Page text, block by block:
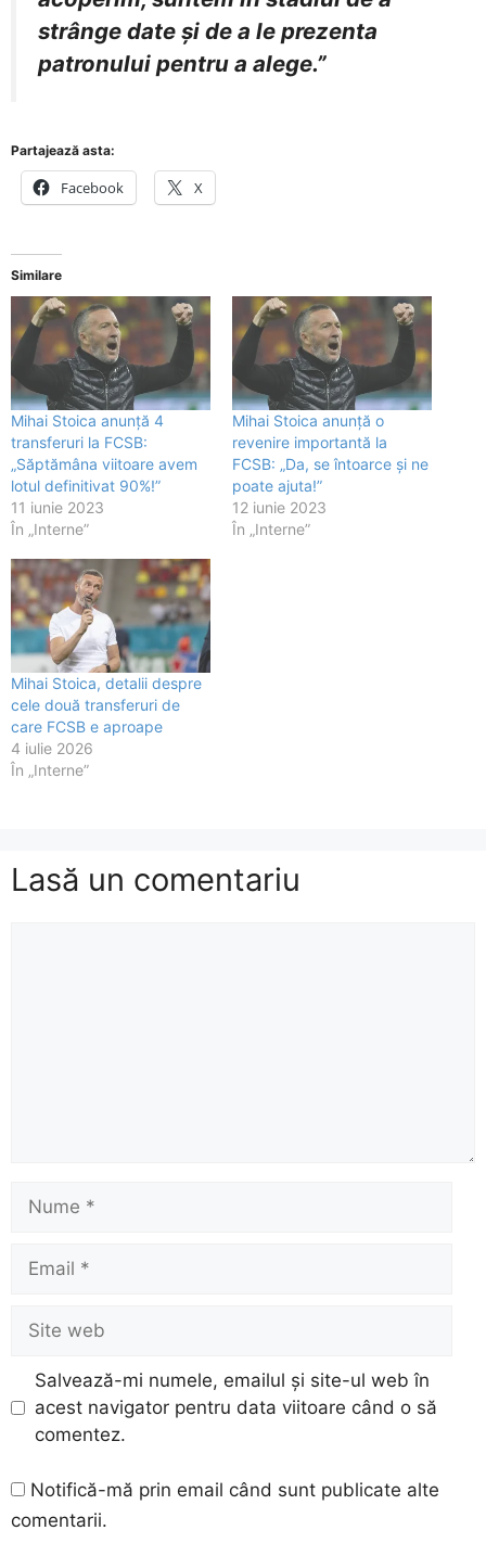
strânge date și de a le prezenta
patronului pentru a alege.”
Partajează asta:
Facebook X
Similare
Mihai Stoica anunță 4
transferuri la FCSB:
„Săptămâna viitoare avem
lotul definitivat 90%!”
11 iunie 2023
În „Interne”
Mihai Stoica anunță o
revenire importantă la
FCSB: „Da, se întoarce și ne
poate ajuta!”
12 iunie 2023
În „Interne”
Mihai Stoica, detalii despre
cele două transferuri de
care FCSB e aproape
4 iulie 2026
În „Interne”
Lasă un comentariu
Nume
Email
Site
web
Salvează-mi numele, emailul și site-ul web în
acest navigator pentru data viitoare când o să
comentez.
Notifică-mă prin email când sunt publicate alte
comentarii.